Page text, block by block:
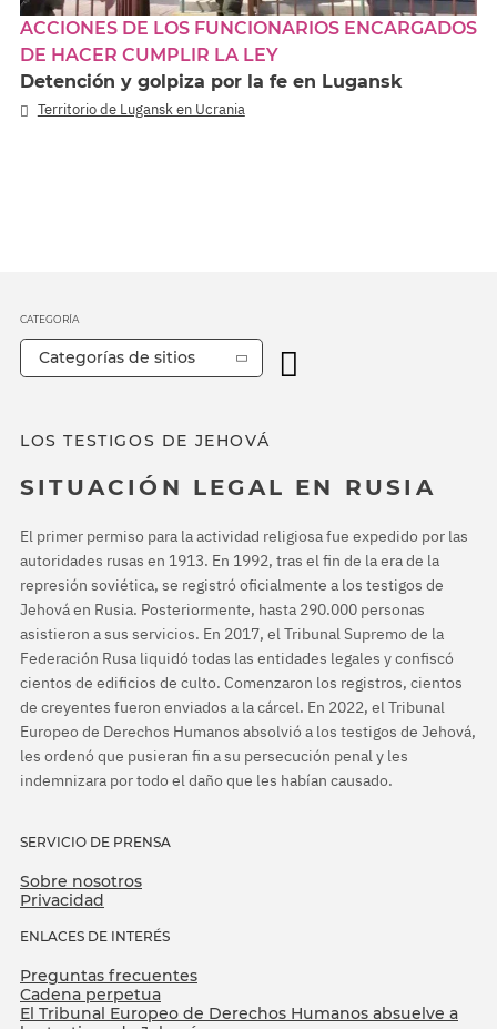
ACCIONES DE LOS FUNCIONARIOS ENCARGADOS
DE HACER CUMPLIR LA LEY
Detención y golpiza por la fe en Lugansk
Territorio de Lugansk en Ucrania
LOS TESTIGOS DE JEHOVÁ
SITUACIÓN LEGAL EN RUSIA
El primer permiso para la actividad religiosa fue expedido por las
autoridades rusas en 1913. En 1992, tras el fin de la era de la
represión soviética, se registró oficialmente a los testigos de
Jehová en Rusia. Posteriormente, hasta 290.000 personas
asistieron a sus servicios. En 2017, el Tribunal Supremo de la
Federación Rusa liquidó todas las entidades legales y confiscó
cientos de edificios de culto. Comenzaron los registros, cientos
de creyentes fueron enviados a la cárcel. En 2022, el Tribunal
Europeo de Derechos Humanos absolvió a los testigos de Jehová,
les ordenó que pusieran fin a su persecución penal y les
indemnizara por todo el daño que les habían causado.
SERVICIO DE PRENSA
Sobre nosotros
Privacidad
ENLACES DE INTERÉS
Preguntas frecuentes
Cadena perpetua
El Tribunal Europeo de Derechos Humanos absuelve a
CATEGORÍA
Categorías de sitios